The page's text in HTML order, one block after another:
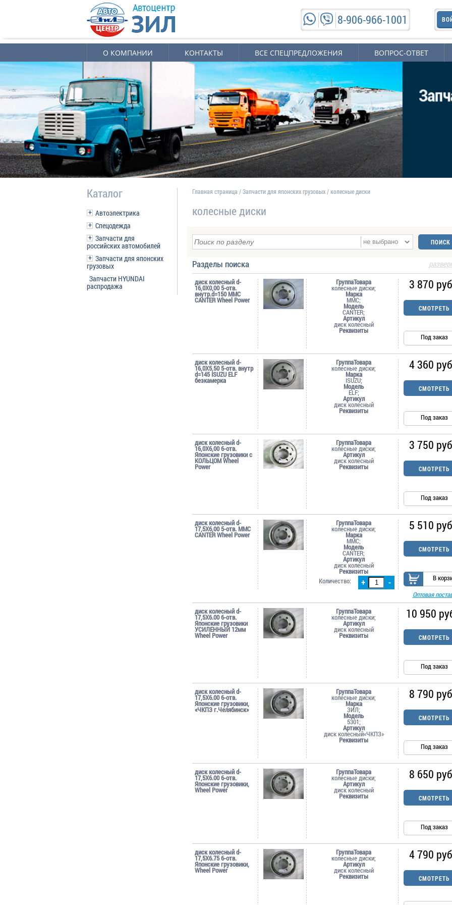
8-906-966-1001
О КОМПАНИИ КОНТАКТЫ ВСЕ СПЕЦПРЕДЛОЖЕНИЯ ВОПРОС-ОТВЕТ
Каталог
Автоэлектрика
Спецодежда
Запчасти для
российских автомобилей
Запчасти для японских
грузовых
Запчасти HYUNDAI
распродажа
Главная страница /Запчасти для японских грузовых/колесные диски
колесные диски
Разделы поиска
диск колесный d-
16,0X0,00 5-отв.
внутр.d=150 MMC
CANTER Wheel Power
ГруппаТовара
колесные диски;
Марка
MMC;
Модель
CANTER;
Артикул
диск колесный
Реквизиты
3 870
СМОТРЕТЬ
Под заказ
диск колесный d-
16,0X5,50 5-отв. внутр
d=145 ISUZU ELF
безкамерка
ГруппаТовара
колесные диски;
Марка
ISUZU;
Модель
ELF;
Артикул
диск колесный
Реквизиты
4 360
СМОТРЕТЬ
Под заказ
диск колесный d-
16,0X6,00 6-отв.
Японские грузовики c
КОЛЬЦОМ Wheel
Power
ГруппаТовара
колесные диски;
Артикул
диск колесный
Реквизиты
3 750
СМОТРЕТЬ
Под заказ
диск колесный d-
17,5X6,00 5-отв. MMC
CANTER Wheel Power
ГруппаТовара
колесные диски;
Марка
MMC;
Модель
CANTER;
Артикул
диск колесный
Реквизиты
+ -
Количество:
5 510
СМОТРЕТЬ
В
Оптовая
диск колесный d-
17,5Х6.00 6-отв.
Японские грузовики
УСИЛЕННЫЙ 12мм
Wheel Power
ГруппаТовара
колесные диски;
Артикул
диск колесный
Реквизиты
10 950
СМОТРЕТЬ
Под заказ
диск колесный d-
17,5Х6.00 6-отв.
Японские грузовики,
«ЧКПЗ г.Челябинск»
ГруппаТовара
колесные диски;
Марка
ЗИЛ;
Модель
5301;
Артикул
диск колесный«ЧКПЗ»
Реквизиты
8 790
СМОТРЕТЬ
Под заказ
диск колесный d-
17,5Х6.00 6-отв.
Японские грузовики,
Wheel Power
ГруппаТовара
колесные диски;
Артикул
диск колесный
Реквизиты
8 650
СМОТРЕТЬ
Под заказ
диск колесный d-
17,5Х6.75 6-отв.
Японские грузовики,
Wheel Power
ГруппаТовара
колесные диски;
Артикул
диск колесный
Реквизиты
4 790
СМОТРЕТЬ